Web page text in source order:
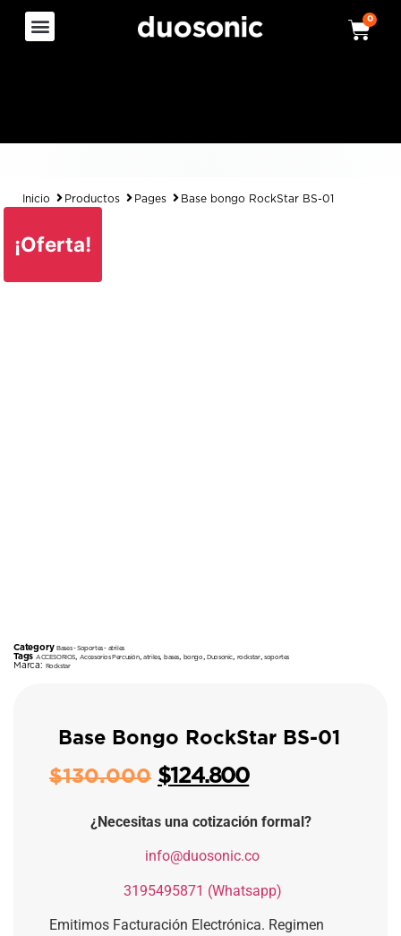
0
Inicio Productos Pages Base bongo RockStar BS-01
¡Oferta!
Category Bases - Soportes - atriles
Tags ACCESORIOS Accesorios Percusión,atriles,bases bongo ,Duosonic rockstar,soportes
Marca: Rockstar
Base Bongo RockStar BS-01
$130.000 $124.800
¿Necesitas una cotización formal?
info@duosonic.co
3195495871 (Whatsapp)
Emitimos Facturación Electrónica. Regimen